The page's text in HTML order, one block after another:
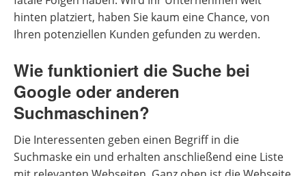
hinten platziert, haben Sie kaum eine Chance, von
Ihren potenziellen Kunden gefunden zu werden.
Wie funktioniert die Suche bei
Google oder anderen
Suchmaschinen?
Die Interessenten geben einen Begriff in die
Suchmaske ein und erhalten anschließend eine Liste